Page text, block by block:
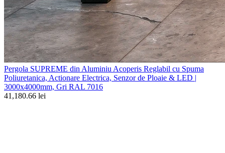
Pergola SUPREME din Aluminiu Acoperis Reglabil cu Spuma
Poliuretanica, Actionare Electrica, Senzor de Ploaie & LED |
3000x4000mm, Gri RAL 7016
41,180.66 lei